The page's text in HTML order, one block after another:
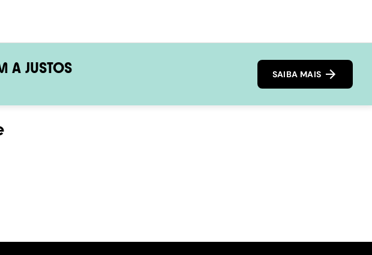
A JUSTOS SAIBA MAIS